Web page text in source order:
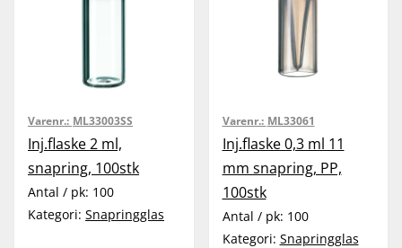
Varenr.: ML33003SS
Inj.flaske 2 ml,
snapring, 100stk
Antal / pk: 100
Kategori: Snapringglas
Varenr.: ML33061
Inj.flaske 0,3 ml 11
mm snapring, PP,
100stk
Antal / pk: 100
Kategori: Snapringglas